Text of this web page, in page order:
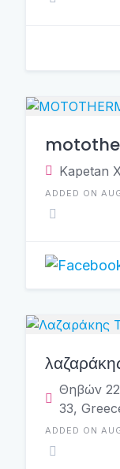
Κapetan
ADDED ON
Θηβών
33,
ADDED ON